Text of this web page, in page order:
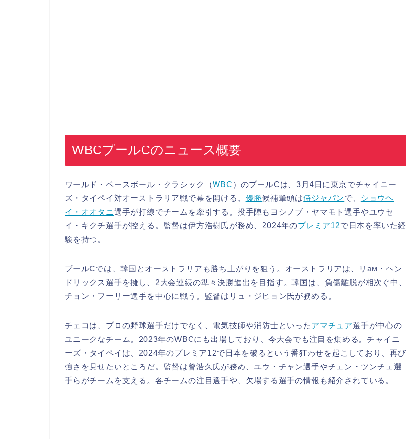
WBCプールCのニュース概要
ワールド・ベースボール・クラシック（WBC ）のプールCは、3月4日に東京でチャイニー
ズ・タイペイ対オーストラリア戦で幕を開ける。 優勝候補筆頭は侍ジャパンで、
ショウヘ
イ・オオタニ選手が打線でチームを牽引する。投手陣もヨシノブ・ヤマモト選手やユウセ
イ・キクチ選手が控える。監督は伊方浩樹氏が務め、2024年のプレミア12で日本を率いた経
験を持つ。
プールCでは、韓国とオーストラリアも勝ち上がりを狙う。オーストラリアは、リам・ヘン
ドリックス選手を擁し、2大会連続の準々決勝進出を目指す。韓国は、負傷離脱が相次ぐ中、
チョン・フーリー選手を中心に戦う。監督はリュ・ジヒョン氏が務める。
チェコは、プロの野球選手だけでなく、電気技師や消防士といった アマチュア選手が中心の
ユニークなチーム。2023年のWBCにも出場しており、今大会でも注目を集める。チャイニ
ーズ・タイペイは、2024年のプレミア12で日本を破るという番狂わせを起こしており、再び
強さを見せたいところだ。監督は曾浩久氏が務め、ユウ・チャン選手やチェン・ツンチェ選
手らがチームを支える。各チームの注目選手や、欠場する選手の情報も紹介されている。